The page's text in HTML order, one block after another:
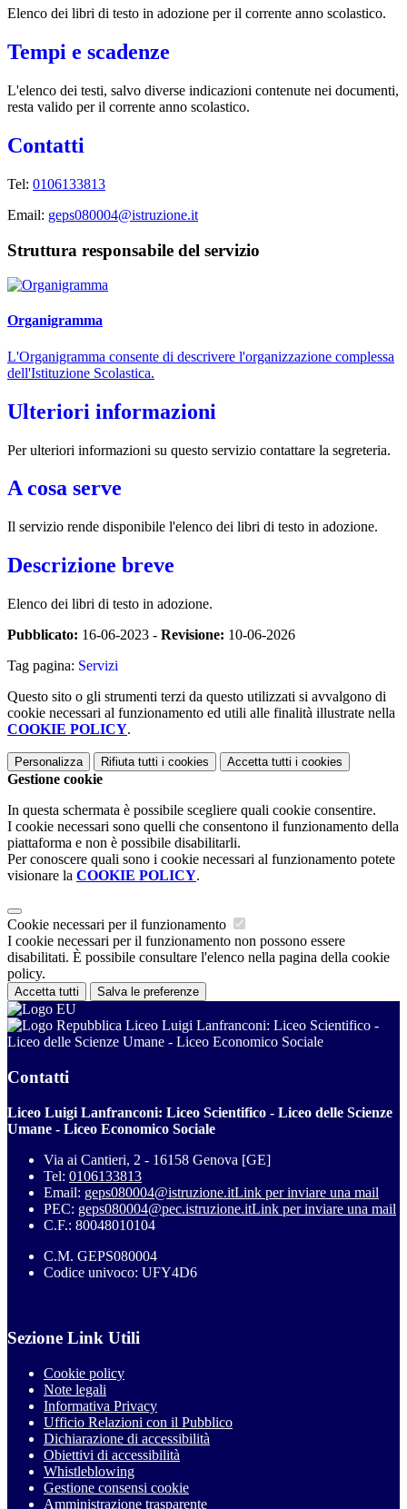
Elenco dei libri di testo in adozione per il corrente anno scolastico.
Tempi e scadenze
L'elenco dei testi, salvo diverse indicazioni contenute nei documenti,
resta valido per il corrente anno scolastico.
Contatti
Tel: 0106133813
Email: geps080004@istruzione.it
Struttura responsabile del servizio
Organigramma
L'Organigramma consente di descrivere l'organizzazione complessa
dell'Istituzione Scolastica.
Ulteriori informazioni
Per ulteriori informazioni su questo servizio contattare la segreteria.
A cosa serve
Il servizio rende disponibile l'elenco dei libri di testo in adozione.
Descrizione breve
Elenco dei libri di testo in adozione.
Pubblicato: 16-06-2023 - Revisione: 10-06-2026
Tag pagina: Servizi
Questo sito o gli strumenti terzi da questo utilizzati si avvalgono di
cookie necessari al funzionamento ed utili alle finalità illustrate nella
COOKIE POLICY.
Personalizza Rifiuta tutti i cookies Accetta tutti i cookies
Gestione cookie
In questa schermata è possibile scegliere quali cookie consentire.
I cookie necessari sono quelli che consentono il funzionamento della
piattaforma e non è possibile disabilitarli.
Per conoscere quali sono i cookie necessari al funzionamento potete
visionare la COOKIE POLICY.
Cookie necessari per il funzionamento
I cookie necessari per il funzionamento non possono essere
disabilitati. È possibile consultare l'elenco nella pagina della cookie
policy.
Accetta tutti Salva le preferenze
Liceo Luigi Lanfranconi: Liceo Scientifico -
Liceo delle Scienze Umane - Liceo Economico Sociale
Contatti
Liceo Luigi Lanfranconi: Liceo Scientifico - Liceo delle Scienze
Umane - Liceo Economico Sociale
Via ai Cantieri, 2 - 16158 Genova [GE]
Tel: 0106133813
Email: geps080004@istruzione.itLink per inviare una mail
PEC: geps080004@pec.istruzione.itLink per inviare una mail
C.F.: 80048010104
C.M. GEPS080004
Codice univoco: UFY4D6
Sezione Link Utili
Cookie policy
Note legali
Informativa Privacy
Ufficio Relazioni con il Pubblico
Dichiarazione di accessibilità
Obiettivi di accessibilità
Whistleblowing
Gestione consensi cookie
Amministrazione trasparente